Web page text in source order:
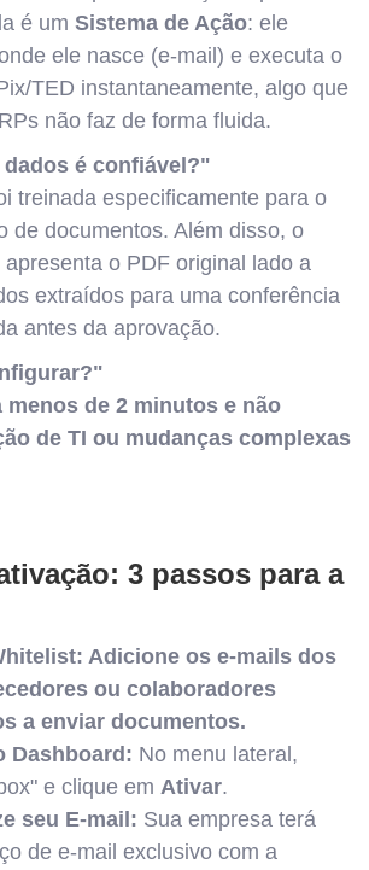
é um Sistema de Ação: ele
ele nasce (e-mail) e executa o
TED instantaneamente, algo que
não faz de forma fluida.
é confiável?"
treinada especificamente para o
de documentos. Além disso, o
o PDF original lado a
extraídos para uma conferência
antes da aprovação.
menos de 2 minutos e não
de TI ou mudanças complexas
3 passos para a
Adicione os e-mails dos
ou colaboradores
a enviar documentos.
Dashboard: No menu lateral,
e clique em Ativar.
seu E-mail: Sua empresa terá
de e-mail exclusivo com a